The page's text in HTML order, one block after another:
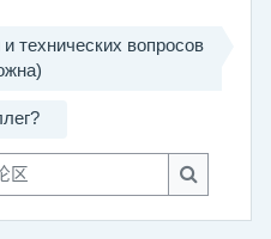
технических вопросов
搜索讨论